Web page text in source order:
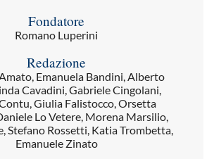
Fondatore
Romano Luperini
Redazione
Emanuela Bandini, Alberto
Cavadini, Gabriele Cingolani,
Giulia Falistocco, Orsetta
Lo Vetere, Morena Marsilio,
Stefano Rossetti, Katia Trombetta,
Emanuele Zinato